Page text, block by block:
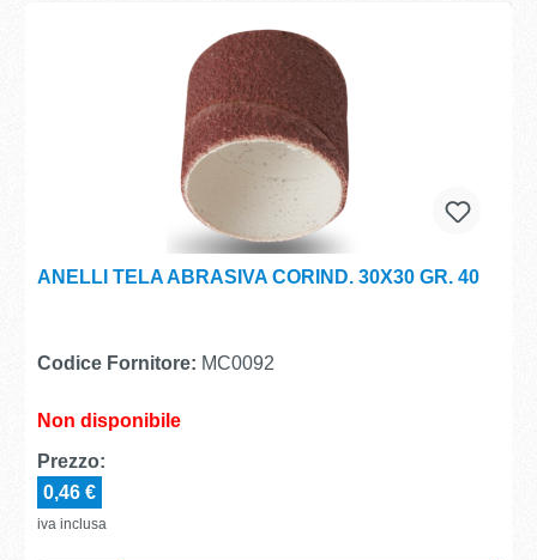
ANELLI TELA ABRASIVA CORIND. 30X30 GR. 40
Codice Fornitore: MC0092
Non disponibile
Prezzo:
0,46 €
iva inclusa